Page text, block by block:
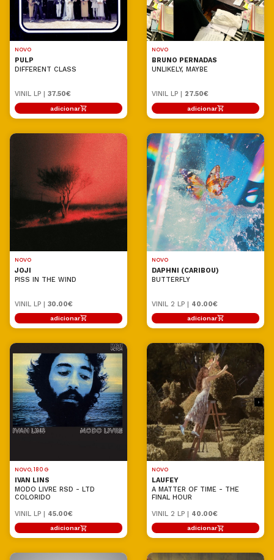
NOVO
PULP
DIFFERENT CLASS
VINIL LP | 37.50€
adicionar
NOVO
BRUNO PERNADAS
UNLIKELY, MAYBE
VINIL LP | 27.50€
adicionar
NOVO
JOJI
PISS IN THE WIND
VINIL LP | 30.00€
adicionar
NOVO
DAPHNI (CARIBOU)
BUTTERFLY
VINIL 2 LP | 40.00€
adicionar
NOVO, 180 G
IVAN LINS
MODO LIVRE RSD - LTD
COLORIDO
VINIL LP | 45.00€
adicionar
NOVO
LAUFEY
A MATTER OF TIME - THE
FINAL HOUR
VINIL 2 LP | 40.00€
adicionar